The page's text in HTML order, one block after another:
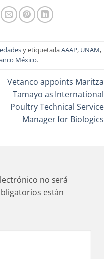
y etiquetadaAAAP, UNAM,
México.
Vetanco appoints Maritza
Tamayo as International
Poultry Technical Service
Manager for Biologics
no será
están